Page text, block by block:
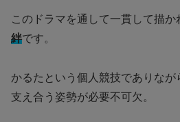
このドラマを通して一貫して描か
絆です。
かるたという個人競技でありな
支え合う姿勢が必要不可欠。